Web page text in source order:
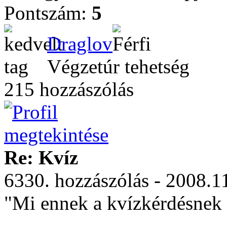
Pontszám: 5
Draglov
Végzetúr tehetség
215 hozzászólás
Re: Kvíz
6330. hozzászólás -
"Mi ennek a kvízkérdésnek